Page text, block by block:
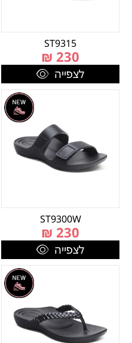
ST9315
230
₪
לצפייה
ST9300W
230
₪
לצפייה